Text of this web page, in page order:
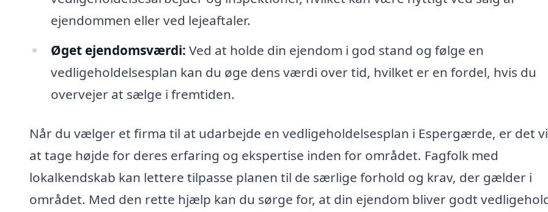
ejendommen eller ved lejeaftaler.
Øget ejendomsværdi: Ved at holde din ejendom i god stand og følge en
vedligeholdelsesplan kan du øge dens værdi over tid, hvilket er en fordel, hvis du
overvejer at sælge i fremtiden.
Når du vælger et firma til at udarbejde en vedligeholdelsesplan i Espergærde, er det
at tage højde for deres erfaring og ekspertise inden for området. Fagfolk med
lokalkendskab kan lettere tilpasse planen til de særlige forhold og krav, der gælder i
området. Med den rette hjælp kan du sørge for, at din ejendom bliver godt